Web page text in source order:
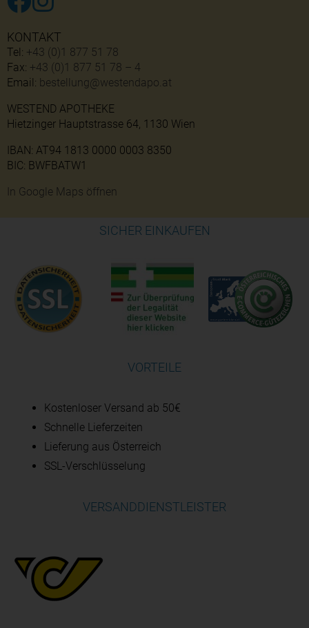
KONTAKT
Tel: +43 (0)1 877 51 78
Fax: +43 (0)1 877 51 78 – 4
Email: bestellung@westendapo.at
WESTEND APOTHEKE
Hietzinger Hauptstrasse 64, 1130 Wien
IBAN: AT94 1813 0000 0003 8350
BIC: BWFBATW1
In Google Maps öffnen
SICHER EINKAUFEN
VORTEILE
Kostenloser Versand ab 50€
Schnelle Lieferzeiten
Lieferung aus Österreich
SSL-Verschlüsselung
VERSANDDIENSTLEISTER